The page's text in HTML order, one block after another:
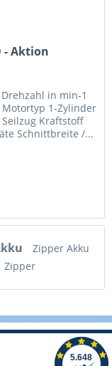
- Aktion
in min-1
1-Zylinder
Kraftstoff
Schnittbreite /...
Zipper Akku
Zipper